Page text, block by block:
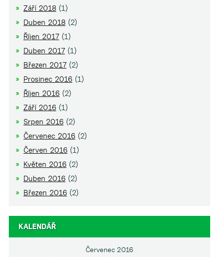
Září 2018(1)
Duben 2018(2)
Říjen 2017(1)
Duben 2017(1)
Březen 2017(2)
Prosinec 2016(1)
Říjen 2016(2)
Září 2016(1)
Srpen 2016(2)
Červenec 2016(2)
Červen 2016(1)
Květen 2016(2)
Duben 2016(2)
Březen 2016(2)
KALENDÁŘ
Červenec 2016